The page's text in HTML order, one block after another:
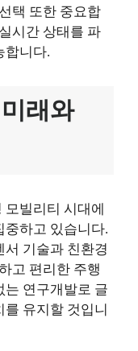
택 또한 중요합
시간 상태를 파
합니다.
래와
빌리티 시대에
중하고 있습니다.
서 기술과 친환경
고 편리한 주행
는 연구개발로 글
유지할 것입니